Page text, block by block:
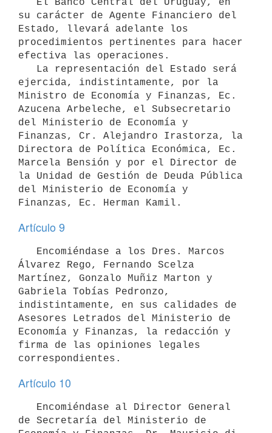
su carácter de Agente Financiero del
Estado, llevará adelante los
procedimientos pertinentes para hacer
efectiva las operaciones.
ejercida, indistintamente, por la
Ministro de Economía y Finanzas, Ec.
Azucena Arbeleche, el Subsecretario
del Ministerio de Economía y
Finanzas, Cr. Alejandro Irastorza, la
Directora de Política Económica, Ec.
Marcela Bensión y por el Director de
la Unidad de Gestión de Deuda Pública
del Ministerio de Economía y
Artículo 9
Álvarez Rego, Fernando Scelza
Martínez, Gonzalo Muñiz Marton y
Gabriela Tobías Pedronzo,
indistintamente, en sus calidades de
Asesores Letrados del Ministerio de
Economía y Finanzas, la redacción y
firma de las opiniones legales
Artículo 10
de Secretaría del Ministerio de